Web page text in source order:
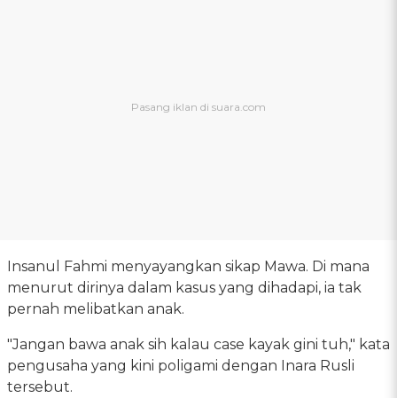
Insanul Fahmi menyayangkan sikap Mawa. Di mana
menurut dirinya dalam kasus yang dihadapi, ia tak
pernah melibatkan anak.
"Jangan bawa anak sih kalau case kayak gini tuh," kata
pengusaha yang kini poligami dengan Inara Rusli
tersebut.